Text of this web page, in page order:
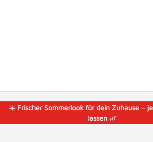
☀️ Frischer Sommerlook für dein Zuhause –
lassen🌿